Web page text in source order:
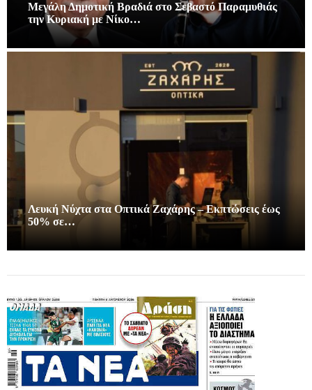
Μεγάλη Δημοτική Βραδιά στο Σεβαστό Παραμυθιάς
την Κυριακή με Νίκο…
Λευκή Νύχτα στα Οπτικά Ζαχάρης – Εκπτώσεις έως
50% σε…